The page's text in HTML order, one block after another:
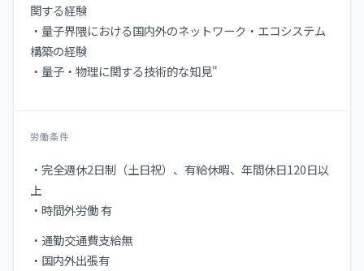
関する経験
・量子界隈における国内外のネットワーク・エコシステム
構築の経験
・量子・物理に関する技術的な知見"
労働条件
・完全週休2日制（土日祝）、有給休暇、年間休日120日以
上
・時間外労働 有
・通勤交通費支給無
・国内外出張有